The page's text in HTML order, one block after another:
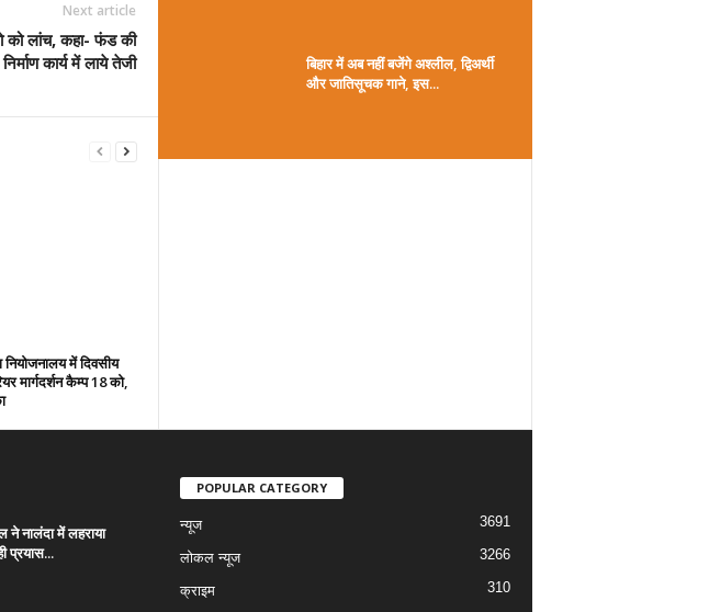
Next article
को लांच, कहा- फंड की
कार्य में लाये तेजी
नियोजनालय में दिवसीय
मार्गदर्शन कैम्प 18 को,
बिहार में अब नहीं बजेंगे अश्लील, द्विअर्थी
और जातिसूचक गाने, इस...
ने नालंदा में लहराया
प्रयास...
POPULAR CATEGORY
न्यूज 3691
लोकल न्यूज 3266
क्राइम
310